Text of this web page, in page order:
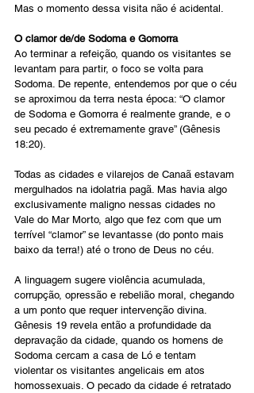
Mas o momento dessa visita não é acidental.
O clamor de/de Sodoma e Gomorra
Ao terminar a refeição, quando os visitantes se
levantam para partir, o foco se volta para
Sodoma. De repente, entendemos por que o céu
se aproximou da terra nesta época: “O clamor
de Sodoma e Gomorra é realmente grande, e o
seu pecado é extremamente grave” (Gênesis
18:20).
Todas as cidades e vilarejos de Canaã estavam
mergulhados na idolatria pagã. Mas havia algo
exclusivamente maligno nessas cidades no
Vale do Mar Morto, algo que fez com que um
terrível “clamor” se levantasse (do ponto mais
baixo da terra!) até o trono de Deus no céu.
A linguagem sugere violência acumulada,
corrupção, opressão e rebelião moral, chegando
a um ponto que requer intervenção divina.
Gênesis 19 revela então a profundidade da
depravação da cidade, quando os homens de
Sodoma cercam a casa de Ló e tentam
violentar os visitantes angelicais em atos
homossexuais. O pecado da cidade é retratado